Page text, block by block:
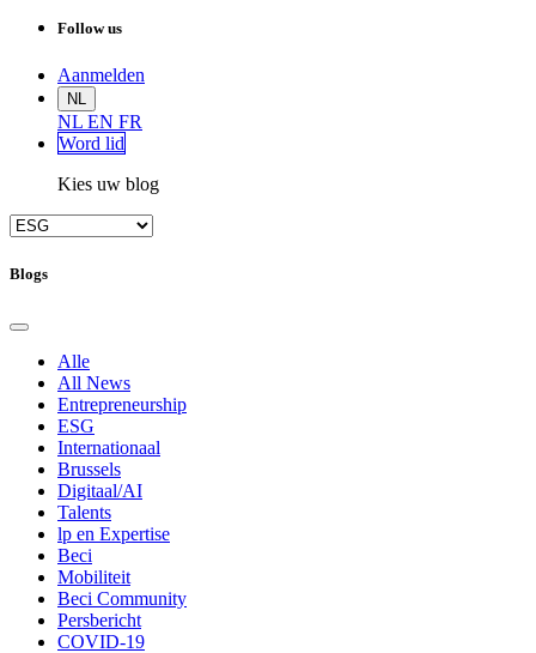
Follow us
Aanmelden
NL
NL EN FR
Word lid
Kies uw blog
Blogs
Alle
All News
Entrepreneurship
ESG
Internationaal
Brussels
Digitaal/AI
Talents
lp en Expertise
Beci
Mobiliteit
Beci Community
Persbericht
COVID-19